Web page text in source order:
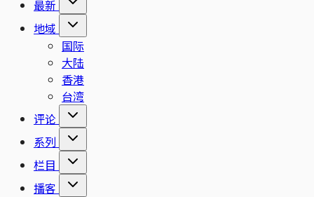
最新
地域
国际
大陆
香港
台湾
评论
系列
栏目
播客